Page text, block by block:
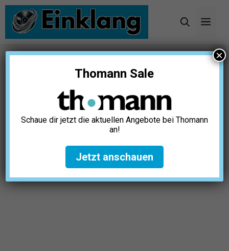
Zum
Inhalt
springen
Test: Die 5 besten (Bestenliste)
Thomann Sale
Schaue dir jetzt die aktuellen Angebote bei Thomann
an!
Jetzt anschauen
×